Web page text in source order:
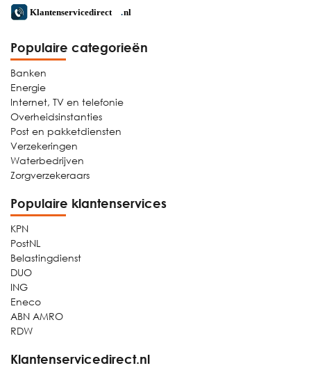
Populaire categorieën
Banken
Energie
Internet, TV en telefonie
Overheidsinstanties
Post en pakketdiensten
Verzekeringen
Waterbedrijven
Zorgverzekeraars
Populaire klantenservices
KPN
PostNL
Belastingdienst
DUO
ING
Eneco
ABN AMRO
RDW
Klantenservicedirect.nl